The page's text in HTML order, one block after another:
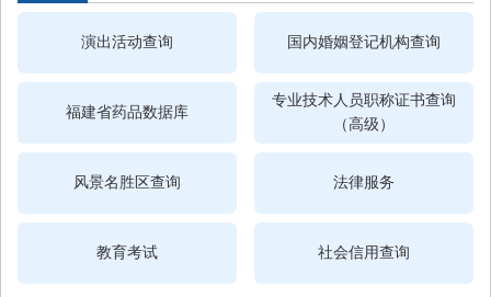
演出活动查询 国内婚姻登记机构查询
福建省药品数据库
专业技术人员职称证书查询
（高级）
风景名胜区查询 法律服务
教育考试 社会信用查询